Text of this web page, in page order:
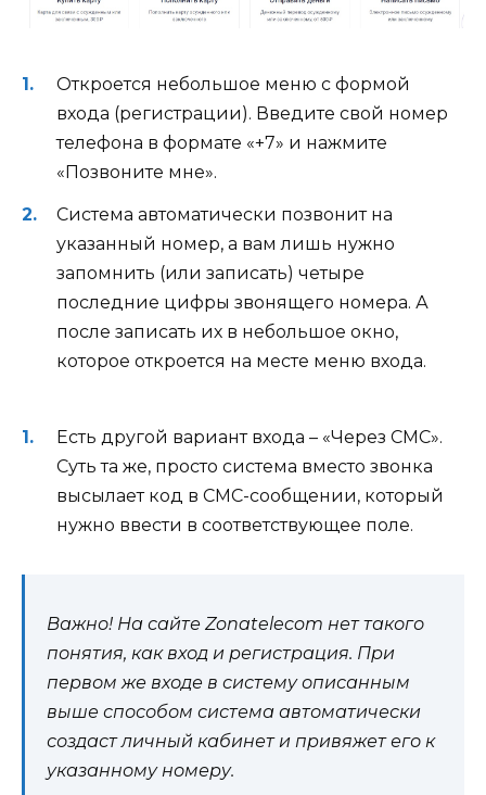
Откроется небольшое меню с формой
входа (регистрации). Введите свой номер
телефона в формате «+7» и нажмите
«Позвоните мне».
Система автоматически позвонит на
указанный номер, а вам лишь нужно
запомнить (или записать) четыре
последние цифры звонящего номера. А
после записать их в небольшое окно,
которое откроется на месте меню входа.
Есть другой вариант входа – «Через СМС».
Суть та же, просто система вместо звонка
высылает код в СМС-сообщении, который
нужно ввести в соответствующее поле.
Важно! На сайте Zonatelecom нет такого
понятия, как вход и регистрация. При
первом же входе в систему описанным
выше способом система автоматически
создаст личный кабинет и привяжет его к
указанному номеру.